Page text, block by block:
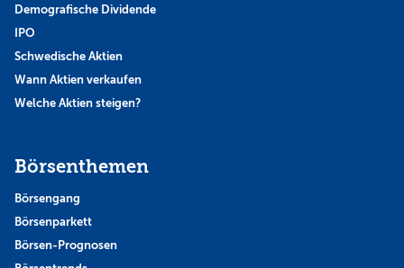
Demografische Dividende
IPO
Schwedische Aktien
Wann Aktien verkaufen
Welche Aktien steigen?
Börsenthemen
Börsengang
Börsenparkett
Börsen-Prognosen